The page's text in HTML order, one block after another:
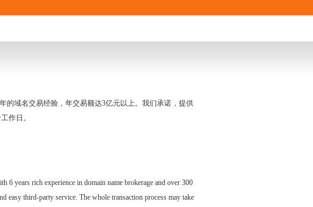
的域名交易经验，年交易额达3亿元以上。我们承诺，提供
作日。
years rich experience in domain name brokerage and over 300
easy third-party service. The whole transaction process may take